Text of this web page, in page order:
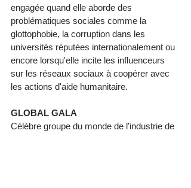
engagée quand elle aborde des
problématiques sociales comme la
glottophobie, la corruption dans les
universités réputées internationalement ou
encore lorsqu'elle incite les influenceurs
sur les réseaux sociaux à coopérer avec
les actions d'aide humanitaire.
GLOBAL GALA
Célèbre groupe du monde de l'industrie de